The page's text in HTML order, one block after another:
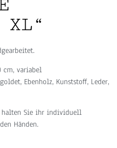
XL“
cm, variabel
Ebenholz, Kunststoff, Leder,
halten Sie ihr individuell
Händen.